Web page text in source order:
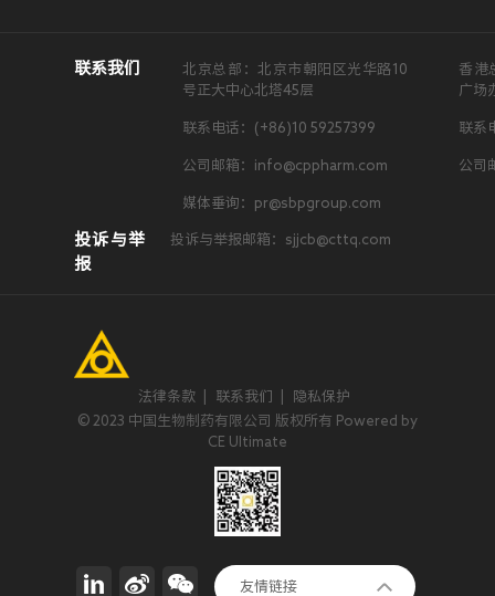
联系我们
北京总部：北京市朝阳区光华路10
号正大中心北塔45层
联系电话：(+86)10 59257399
公司邮箱：info@cppharm.com
媒体垂询：pr@sbpgroup.com
香港
广场
联系
公司
投诉与举
报
投诉与举报邮箱：sjjcb@cttq.com
法律条款 联系我们
隐私保护
© 2023 中国生物制药有限公司 版权所有 Powered by
CE Ultimate
友情链接
正大集团